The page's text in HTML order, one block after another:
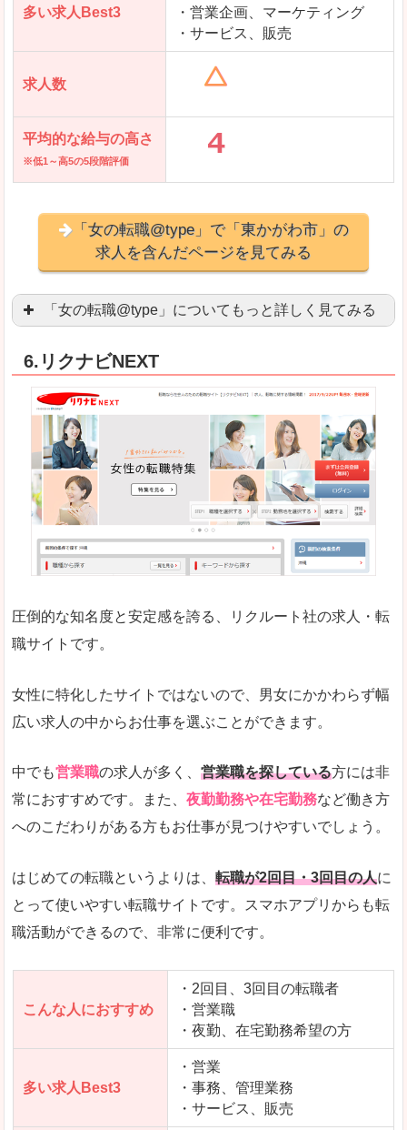
多い求人Best3
・営業企画、マーケティング
・サービス、販売
求人数
平均的な給与の高さ
※低1～高5の5段階評価
「女の転職@type」で「東かがわ市」の
求人を含んだページを見てみる
「女の転職@type」についてもっと詳しく見てみる
良いところ
正社員求人が約80％、正社員で長く働きたい方に
働く女のワーク＆ライフマガジン「woman type
悪いところ
求人の掲載数が少ないです。
求人の掲載情報の文字が小さめで、少し見づらい
詳しい説明
女性でエンジニア職への転職をお考えの方は、こ
エンジニア職の求人においては、ほかにない専門
求人数が少ないので、逆に探しやすいといった一
求人を含んだページを見てみる
6.リクナビNEXT
圧倒的な知名度と安定感を誇る、リクルート社の求人・転
職サイトです。
女性に特化したサイトではないので、男女にかかわらず幅
広い求人の中からお仕事を選ぶことができます。
中でも営業職の求人が多く、 営業職を探している方には非
常におすすめです。また、 夜勤勤務や在宅勤務など働き方
へのこだわりがある方もお仕事が見つけやすいでしょう。
はじめての転職というよりは、 転職が2回目・3回目の人に
とって使いやすい転職サイトです。スマホアプリからも転
職活動ができるので、非常に便利です。
こんな人におすすめ
・2回目、3回目の転職者
・営業職
・夜勤、在宅勤務希望の方
多い求人Best3
・営業
・事務、管理業務
・サービス、販売